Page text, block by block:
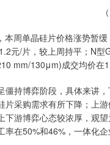
本周单晶硅片价格涨势暂
元/片，较上周持平；N
mm/130μm)成交均价在
僵持博弈阶段，具体来讲
片采购需求有所下降；上
下游博弈心态较浓厚，观
在50%和46%，一体化